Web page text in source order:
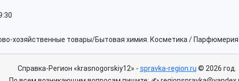
хозяйственные товары/Бытовая химия. Косметика / Парфюмерия
Справка-Регион «krasnogorskiy12» - spravka-region.ru © 2026 год.